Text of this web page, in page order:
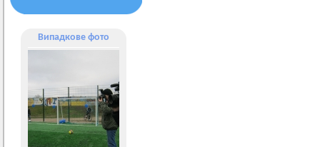
Випадкове фото